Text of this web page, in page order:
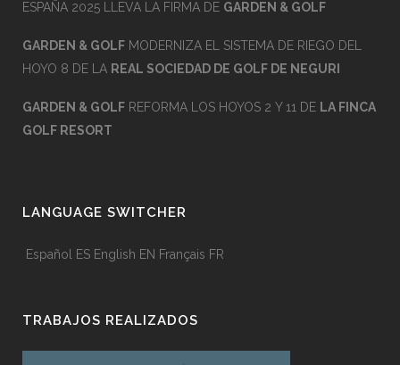
ESPAÑA 2025 LLEVA LA FIRMA DE GARDEN & GOLF
GARDEN & GOLF MODERNIZA EL SISTEMA DE RIEGO DEL
HOYO 8 DE LA REAL SOCIEDAD DE GOLF DE NEGURI
GARDEN & GOLF REFORMA LOS HOYOS 2 Y 11 DE LA FINCA
GOLF RESORT
LANGUAGE SWITCHER
Español ES English EN Français FR
TRABAJOS REALIZADOS